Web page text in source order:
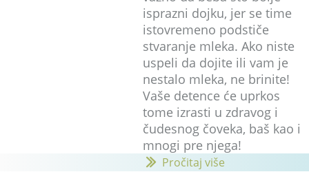
isprazni dojku, jer se time
istovremeno podstiče
stvaranje mleka. Ako niste
uspeli da dojite ili vam je
nestalo mleka, ne brinite!
Vaše detence će uprkos
tome izrasti u zdravog i
čudesnog čoveka, baš kao i
mnogi pre njega!
Pročitaj više